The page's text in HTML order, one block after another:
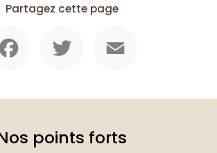
Partagez cette page
points forts